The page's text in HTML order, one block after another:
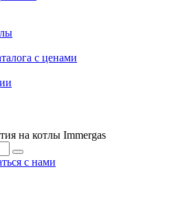
с ценами
на котлы Immergas
с нами